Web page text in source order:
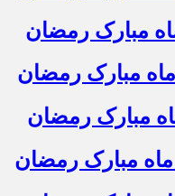
مبارک رمضان
مبارک رمضان
مبارک رمضان
مبارک رمضان